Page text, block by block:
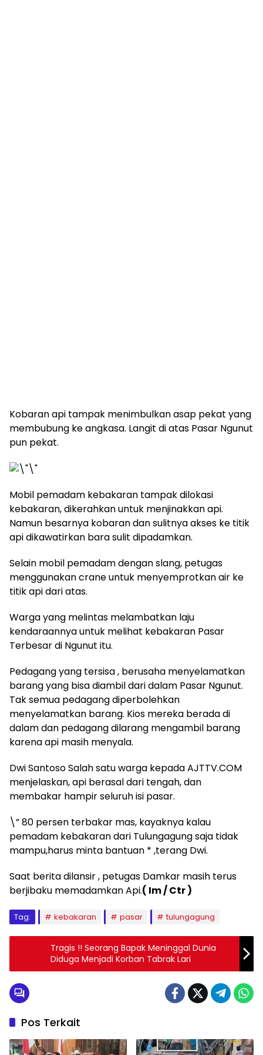
Kobaran api tampak menimbulkan asap pekat yang
membubung ke angkasa. Langit di atas Pasar Ngunut
pun pekat.
Mobil pemadam kebakaran tampak dilokasi
kebakaran, dikerahkan untuk menjinakkan api.
Namun besarnya kobaran dan sulitnya akses ke titik
api dikawatirkan bara sulit dipadamkan.
Selain mobil pemadam dengan slang, petugas
menggunakan crane untuk menyemprotkan air ke
titik api dari atas.
Warga yang melintas melambatkan laju
kendaraannya untuk melihat kebakaran Pasar
Terbesar di Ngunut itu.
Pedagang yang tersisa , berusaha menyelamatkan
barang yang bisa diambil dari dalam Pasar Ngunut.
Tak semua pedagang diperbolehkan
menyelamatkan barang. Kios mereka berada di
dalam dan pedagang dilarang mengambil barang
karena api masih menyala.
Dwi Santoso Salah satu warga kepada AJTTV.COM
menjelaskan, api berasal dari tengah, dan
membakar hampir seluruh isi pasar.
\” 80 persen terbakar mas, kayaknya kalau
pemadam kebakaran dari Tulungagung saja tidak
mampu,harus minta bantuan * ,terang Dwi.
Saat berita dilansir , petugas Damkar masih terus
berjibaku memadamkan Api.( Im / Ctr )
Tag: kebakaran pasar tulungagung
Tragis !! Seorang Bapak Meninggal Dunia
Diduga Menjadi Korban Tabrak Lari
Pos Terkait